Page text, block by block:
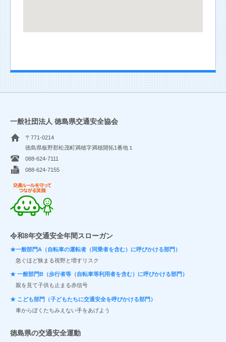
一般社団法人 徳島県交通安全協会
〒771-0214
徳島県板野郡松茂町満穂字満穂開拓1番地１
088-624-7111
088-624-7155
令和8年交通安全年間スローガン
★一般部門A（自転車の運転者（同乗者を含む）に呼びかける部門）
急ぐほど狭まる視野と増すリスク
★ 一般部門B（歩行者等（自転車等利用者を含む）に呼びかける部門）
親を見て子供も止まる赤信号
★ こども部門（子どもたちに交通安全を呼びかける部門）
車からぼくたちみえない手をあげよう
徳島県の交通安全運動